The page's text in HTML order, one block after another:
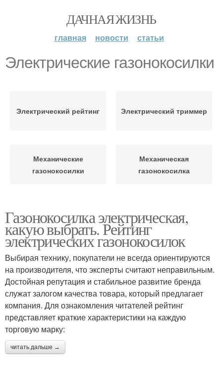
ДАЧНАЯ ЖИЗНЬ
главная новости статьи
Электрические газонокосилки
Электрический рейтинг Электрический триммер
Механические
газонокосилки
Механическая
газонокосилка
Газонокосилка электрическая,
какую выбрать. Рейтинг
электрических газонокосилок
Выбирая технику, покупатели не всегда ориентируются
на производителя, что эксперты считают неправильным.
Достойная репутация и стабильное развитие бренда
служат залогом качества товара, который предлагает
компания. Для ознакомления читателей рейтинг
представляет краткие характеристики на каждую
торговую марку:
читать дальше →